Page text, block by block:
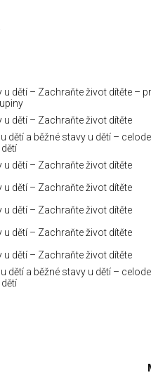
dětí – Zachraňte život dítěte –
dětí – Zachraňte život dítěte
dětí a běžné stavy u dětí –
dětí – Zachraňte život dítěte
dětí – Zachraňte život dítěte
dětí – Zachraňte život dítěte
dětí – Zachraňte život dítěte
dětí – Zachraňte život dítěte
dětí a běžné stavy u dětí –